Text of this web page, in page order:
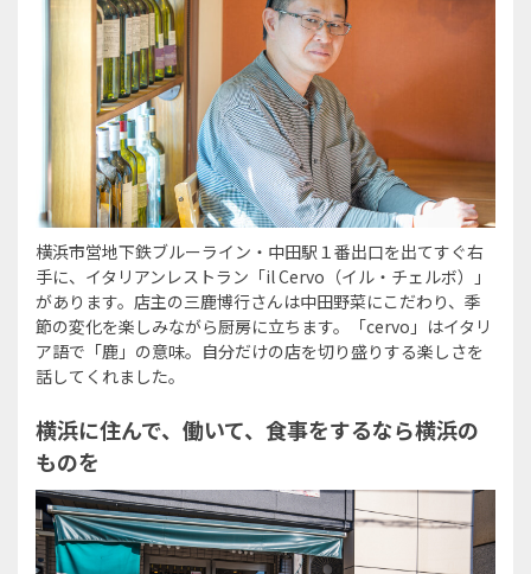
横浜市営地下鉄ブルーライン・中田駅１番出口を出てすぐ右
手に、イタリアンレストラン「il Cervo（イル・チェルボ）」
があります。店主の三鹿博行さんは中田野菜にこだわり、季
節の変化を楽しみながら厨房に立ちます。「cervo」はイタリ
ア語で「鹿」の意味。自分だけの店を切り盛りする楽しさを
話してくれました。
横浜に住んで、働いて、食事をするなら横浜の
ものを